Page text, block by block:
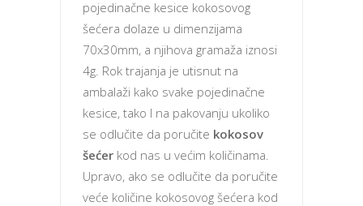
pojedinačne kesice kokosovog
šećera dolaze u dimenzijama
70x30mm, a njihova gramaža iznosi
4g. Rok trajanja je utisnut na
ambalaži kako svake pojedinačne
kesice, tako I na pakovanju ukoliko
se odlučite da poručite kokosov
šećer kod nas u većim količinama.
Upravo, ako se odlučite da poručite
veće količine kokosovog šećera kod